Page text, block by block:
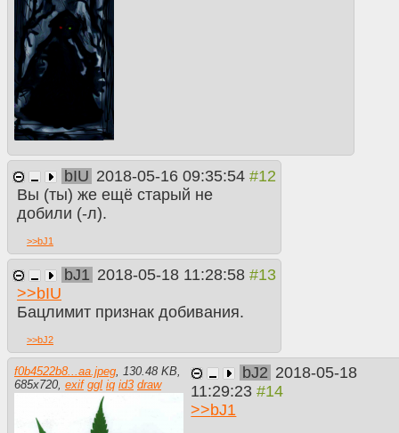
bIU 2018-05-16 09:35:54
Вы (ты) же ещё старый не
добили (-л).
>>bJ1
bJ1 2018-05-18 11:28:58
>>bIU
Бацлимит признак добивания.
>>bJ2
f0b4522b8...aa.jpeg 130.48 KB
685x720 exif ggl iq id3 draw
bJ2 2018-05-18
11:29:23
>>bJ1